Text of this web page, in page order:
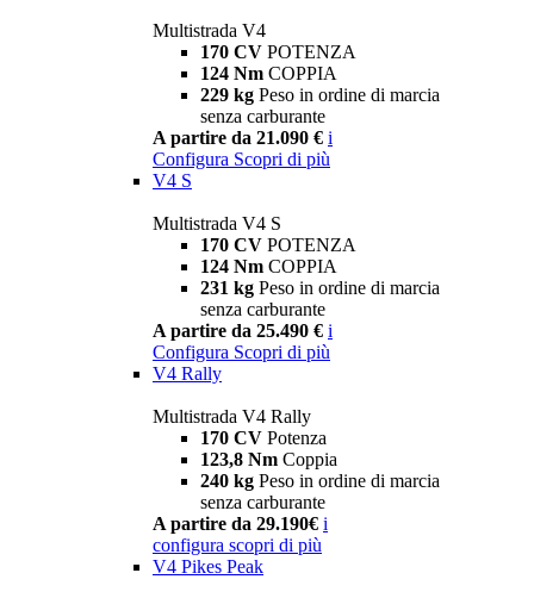
Multistrada V4
170 CV POTENZA
124 Nm COPPIA
229 kg Peso in ordine di marcia
senza carburante
A partire da 21.090 € i
Configura Scopri di più
V4 S
Multistrada V4 S
170 CV POTENZA
124 Nm COPPIA
231 kg Peso in ordine di marcia
senza carburante
A partire da 25.490 € i
Configura Scopri di più
V4 Rally
Multistrada V4 Rally
170 CV Potenza
123,8 Nm Coppia
240 kg Peso in ordine di marcia
senza carburante
A partire da 29.190€ i
configura scopri di più
V4 Pikes Peak